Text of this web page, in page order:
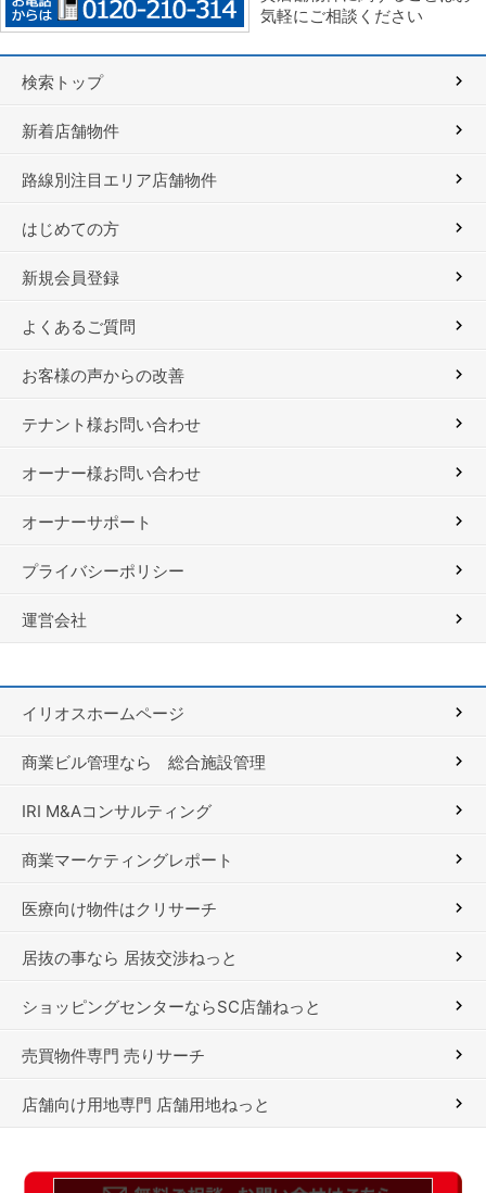
気軽にご相談ください
検索トップ
新着店舗物件
路線別注目エリア店舗物件
はじめての方
新規会員登録
よくあるご質問
お客様の声からの改善
テナント様お問い合わせ
オーナー様お問い合わせ
オーナーサポート
プライバシーポリシー
運営会社
イリオスホームページ
商業ビル管理なら 総合施設管理
IRI M&Aコンサルティング
商業マーケティングレポート
医療向け物件はクリサーチ
居抜の事なら 居抜交渉ねっと
ショッピングセンターならSC店舗ねっと
売買物件専門 売りサーチ
店舗向け用地専門 店舗用地ねっと